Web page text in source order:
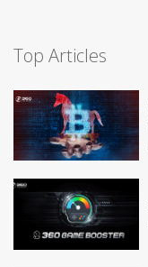
Top Articles